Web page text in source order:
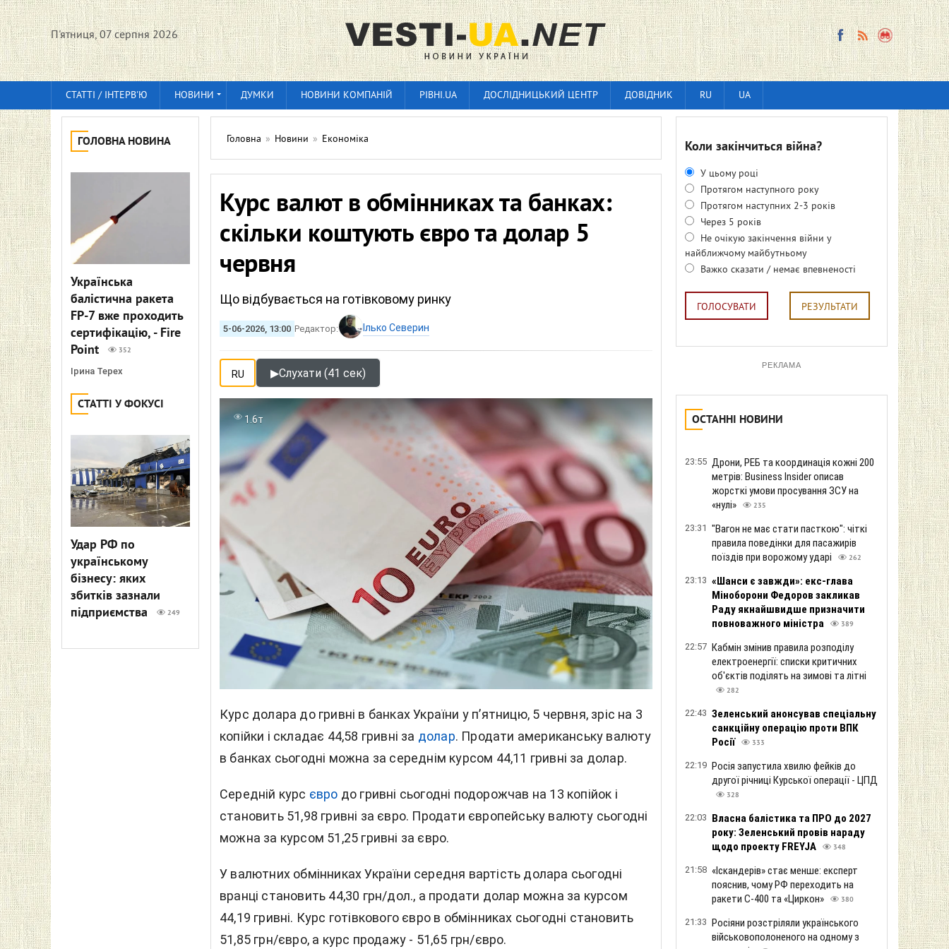
П'ятниця, 07 серпня 2026
СТАТТІ / ІНТЕРВ'Ю НОВИНИ ДУМКИ НОВИНИ КОМПАНІЙ РІВНІ.UA ДОСЛІДНИЦЬКИЙ ЦЕНТР ДОВІДНИК RU UA
ГОЛОВНА НОВИНА
Українська
балістична ракета
FP-7 вже проходить
сертифікацію, - Fire
Point
352
Ірина Терех
СТАТТІ У ФОКУСІ
Удар РФ по
українському
бізнесу: яких
збитків зазнали
підприємства
249
Головна » Новини » Економіка
Курс валют в обмінниках та банках:
скільки коштують євро та долар 5
червня
Що відбувається на готівковому ринку
5-06-2026, 13:00 Редактор: Ілько Северин
RU ▶Слухати (41 сек)
1.6т
Курс долара до гривні в банках України у п’ятницю, 5 червня, зріс на 3
копійки і складає 44,58 гривні за долар. Продати американську валюту
в банках сьогодні можна за середнім курсом 44,11 гривні за долар.
Середній курс євро до гривні сьогодні подорожчав на 13 копійок і
становить 51,98 гривні за євро. Продати європейську валюту сьогодні
можна за курсом 51,25 гривні за євро.
У валютних обмінниках України середня вартість долара сьогодні
вранці становить 44,30 грн/дол., а продати долар можна за курсом
44,19 гривні. Курс готівкового євро в обмінниках сьогодні становить
51,85 грн/євро, а курс продажу - 51,65 грн/євро.
Коли закінчиться війна?
У цьому році
Протягом наступного року
Протягом наступних 2-3 років
Через 5 років
Не очікую закінчення війни у
найближчому майбутньому
Важко сказати / немає впевненості
ГОЛОСУВАТИ РЕЗУЛЬТАТИ
РЕКЛАМА
ОСТАННІ НОВИНИ
23:55 Дрони, РЕБ та координація кожні 200
метрів: Business Insider описав
жорсткі умови просування ЗСУ на
«нулі»
235
23:31 "Вагон не має стати пасткою": чіткі
правила поведінки для пасажирів
поїздів при ворожому ударі
262
23:13 «Шанси є завжди»: екс-глава
Міноборони Федоров закликав
Раду якнайшвидше призначити
повноважного міністра
389
22:57 Кабмін змінив правила розподілу
електроенергії: списки критичних
об'єктів поділять на зимові та літні
282
22:43 Зеленський анонсував спеціальну
санкційну операцію проти ВПК
Росії
333
22:19 Росія запустила хвилю фейків до
другої річниці Курської операції - ЦПД
328
22:03 Власна балістика та ПРО до 2027
року: Зеленський провів нараду
щодо проекту FREYJA
348
21:58 «Іскандерів» стає менше: експерт
пояснив, чому РФ переходить на
ракети С-400 та «Циркон»
380
21:33 Росіяни розстріляли українського
військовополоненого на одному з